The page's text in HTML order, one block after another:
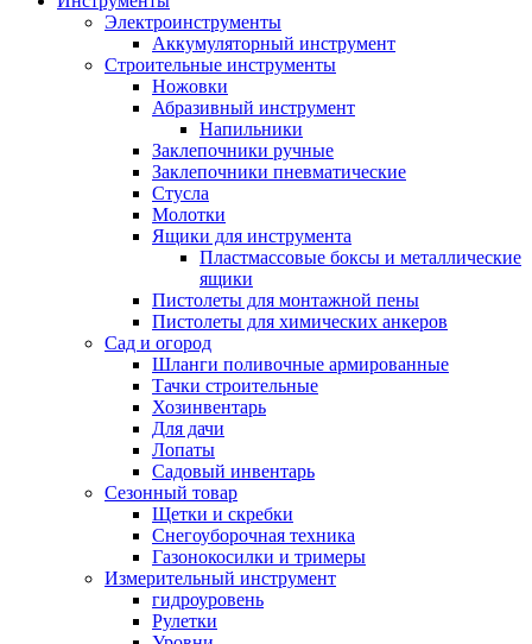
Электроинструменты
Аккумуляторный инструмент
Строительные инструменты
Ножовки
Абразивный инструмент
Напильники
Заклепочники ручные
Заклепочники пневматические
Стусла
Молотки
Ящики для инструмента
Пластмассовые боксы и металлические
ящики
Пистолеты для монтажной пены
Пистолеты для химических анкеров
Сад и огород
Шланги поливочные армированные
Тачки строительные
Хозинвентарь
Для дачи
Лопаты
Садовый инвентарь
Сезонный товар
Щетки и скребки
Снегоуборочная техника
Газонокосилки и тримеры
Измерительный инструмент
гидроуровень
Рулетки